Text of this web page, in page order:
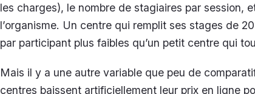
les charges), le nombre de stagiaires par session,
l’organisme. Un centre qui remplit ses stages de
par participant plus faibles qu’un petit centre qui
Mais il y a une autre variable que peu de
centres baissent artificiellement leur prix en ligne